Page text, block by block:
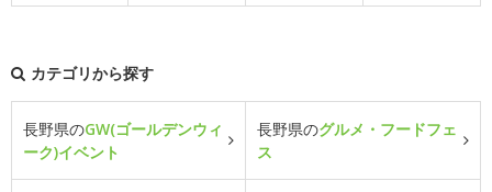
カテゴリから探す
長野県のGW(ゴールデンウィ
ーク)イベント
長野県のグルメ・フードフェ
ス